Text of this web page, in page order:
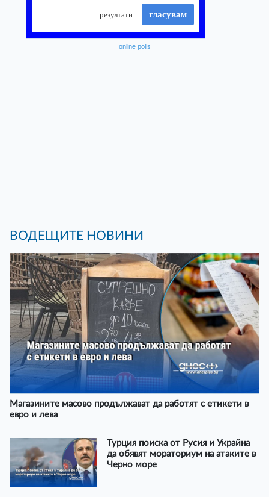
online polls
ВОДЕЩИТЕ НОВИНИ
Магазините масово продължават да работят с етикети в
евро и лева
Турция поиска от Русия и Украйна
да обявят мораториум на атаките в
Черно море